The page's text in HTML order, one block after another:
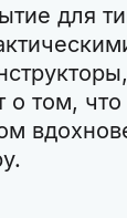
для
о том,